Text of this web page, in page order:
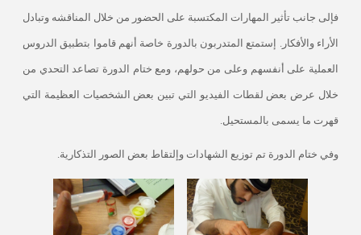
فإلى جانب تأثير المهارات المكتسبة على الحضور من خلال المناقشه وتبادل
الأراء والأفكار. إستمتع المتدربون بالدورة خاصة أنهم قاموا بتطبيق الدروس
العملية على أنفسهم وعلى من حولهم، ومع ختام الدورة تصاعد التحدي من
خلال عرض بعض لقطات الفيديو التي تبين بعض الشخصيات العظيمة التي
قهرت ما يسمى بالمستحيل.
وفي ختام الدورة تم توزيع الشهادات وإلتقاط بعض الصور التذكارية.